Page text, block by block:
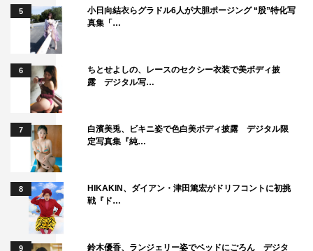
5
小日向結衣らグラドル6人が大胆ポージング “股”特化写
真集「…
6
ちとせよしの、レースのセクシー衣装で美ボディ披
露 デジタル写…
7
白濱美兎、ビキニ姿で色白美ボディ披露 デジタル限
定写真集『純…
8
HIKAKIN、ダイアン・津田篤宏がドリフコントに初挑
戦『ド…
9
鈴木優香、ランジェリー姿でベッドにごろん デジタ